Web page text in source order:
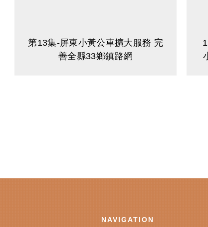
第13集-屏東小黃公車擴大服務 完
善全縣33鄉鎮路網
NAVIGATION